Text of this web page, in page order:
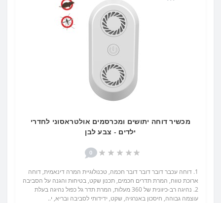
מכשיר דוחה יתושים ומכרסמים אולטראסוני לחדרי
ילדים - צבע לבן
0
1. דוחה עכבר דובר דובר דובר חכמה, טכנולוגיית המרה דינאמית, דוחה
ארוכת טווח, המרת תדרים חכמים, תכנון שקט, בטיחות והגנה על הסביבה
2. נהיגה רב-כיוונית של 360 מעלות, המרת תדר גל כפול נהיגה בעלת
עוצמה גבוהה, חיסכון באנרגיה, שקט, ידידותי לסביבה ובריא, י..